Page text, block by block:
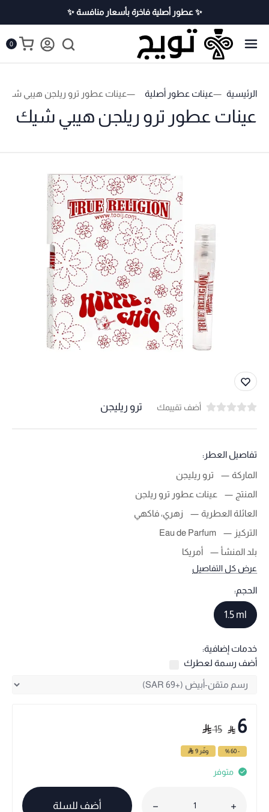
✨ عطور أصلية فاخرة بأسعار منافسة ✨
0
الرئيسية عينات عطور أصلية عينات عطور ترو ريلجن هيبي شيك
عينات عطور ترو ريلجن هيبي شيك
أضف تقييمك ترو ريليجن
تفاصيل العطر:
الماركة
ترو ريليجن
المنتج
عينات عطور ترو ريلجن
العائلة العطرية
زهري، فاكهي
التركيز
Eau de Parfum
بلد المنشأ
أمريكا
عرض كل التفاصيل
الحجم:
1.5 ml
خدمات إضافية:
أضف رسمة لعطرك
6
15
- 60 % وفّر 9
متوفر
أضف للسلة